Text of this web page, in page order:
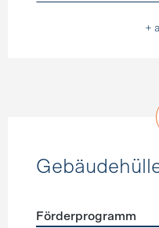
+
Förderprogramm